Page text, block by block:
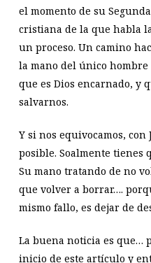
el momento de su
cristiana de la que habla
un proceso. Un camino
la mano del único
que es Dios encarnado, y
salvarnos.
Y si nos equivocamos, con
posible. Soalmente tienes
Su mano tratando de no
que volver a borrar….
mismo fallo, es dejar de
La buena noticia es que…
inicio de este artículo y